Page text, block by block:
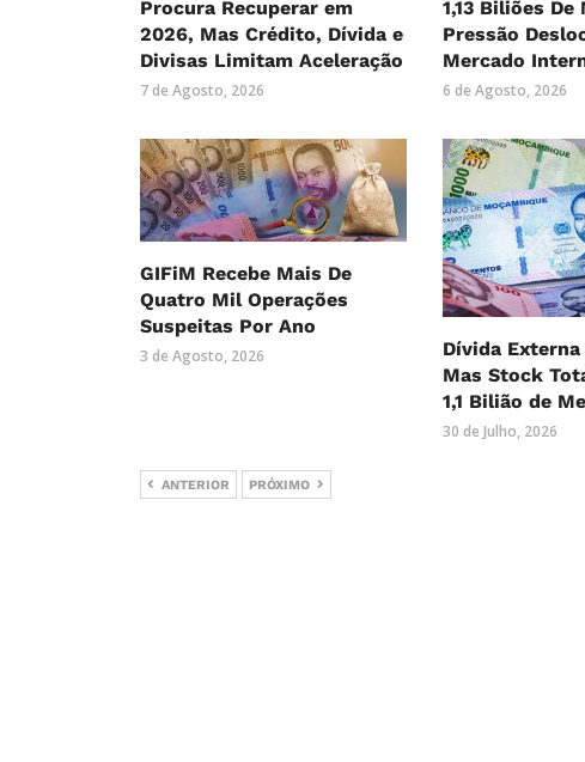
Procura Recuperar em
2026, Mas Crédito, Dívida e
Divisas Limitam Aceleração
7 de Agosto, 2026
1,13 Biliões
Pressão
Mercado
6 de Agosto, 2026
GIFiM Recebe Mais De
Quatro Mil Operações
Suspeitas Por Ano
3 de Agosto, 2026
Dívida Externa
Mas Stock
1,1 Bilião de
30 de Julho, 2026
ANTERIOR PRÓXIMO